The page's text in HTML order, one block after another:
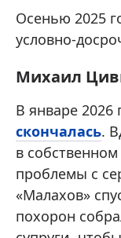
Осенью 2025
условно-
Михаил
В январе 2026
скончалась.
в
проблемы с
«Малахов»
похорон